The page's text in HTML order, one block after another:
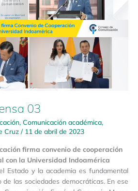
03
, Comunicación académica,
Cruz / 11 de abril de 2023
firma convenio de cooperación
con la Universidad Indoamérica
Estado y la academia es fundamental
las sociedades democráticas. En ese